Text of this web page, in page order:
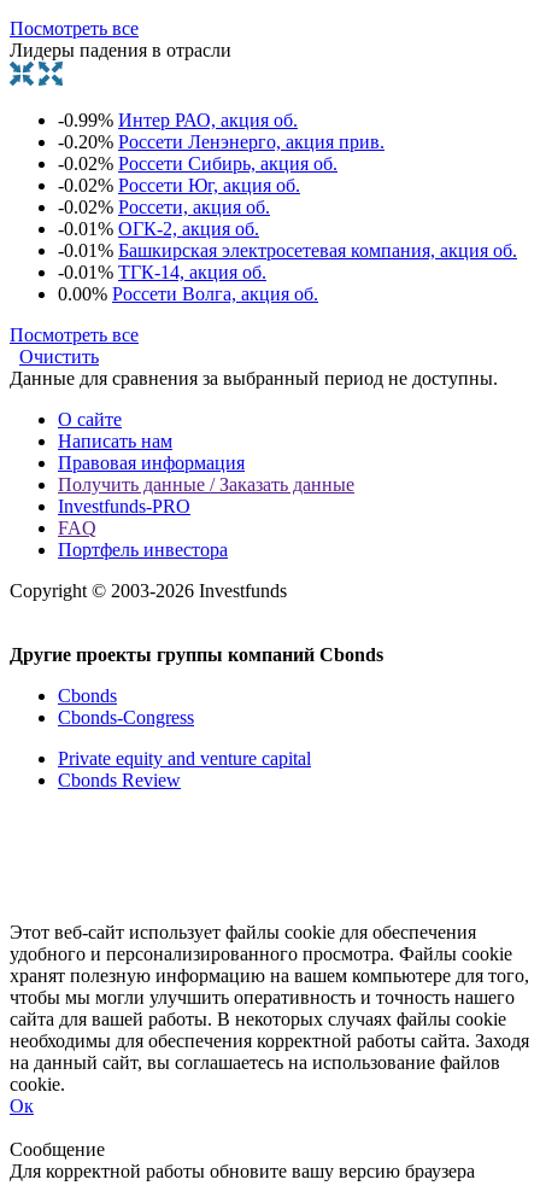
Посмотреть все
Лидеры падения в отрасли
-0.99% Интер РАО, акция об.
-0.20% Россети Ленэнерго, акция прив.
-0.02% Россети Сибирь, акция об.
-0.02% Россети Юг, акция об.
-0.02% Россети, акция об.
-0.01% ОГК-2, акция об.
-0.01% Башкирская электросетевая компания, акция об.
-0.01% ТГК-14, акция об.
0.00% Россети Волга, акция об.
Посмотреть все
Очистить
Данные для сравнения за выбранный период не доступны.
О сайте
Написать нам
Правовая информация
Получить данные / Заказать данные
Investfunds-PRO
FAQ
Портфель инвестора
Copyright © 2003-2026 Investfunds
Другие проекты группы компаний Cbonds
Cbonds
Cbonds-Congress
Private equity and venture capital
Cbonds Review
Этот веб-сайт использует файлы cookie для обеспечения
удобного и персонализированного просмотра. Файлы cookie
хранят полезную информацию на вашем компьютере для того,
чтобы мы могли улучшить оперативность и точность нашего
сайта для вашей работы. В некоторых случаях файлы cookie
необходимы для обеспечения корректной работы сайта. Заходя
на данный сайт, вы соглашаетесь на использование файлов
cookie.
Ок
Сообщение
Для корректной работы обновите вашу версию браузера